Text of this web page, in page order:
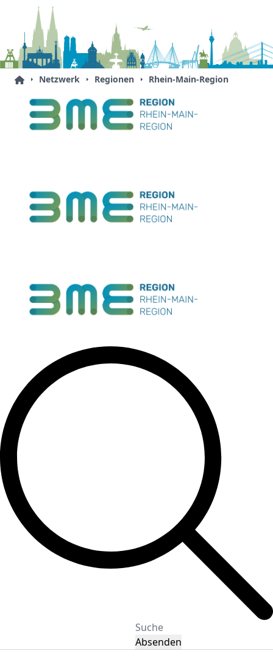
Netzwerk Regionen Rhein-Main-Region
Absenden